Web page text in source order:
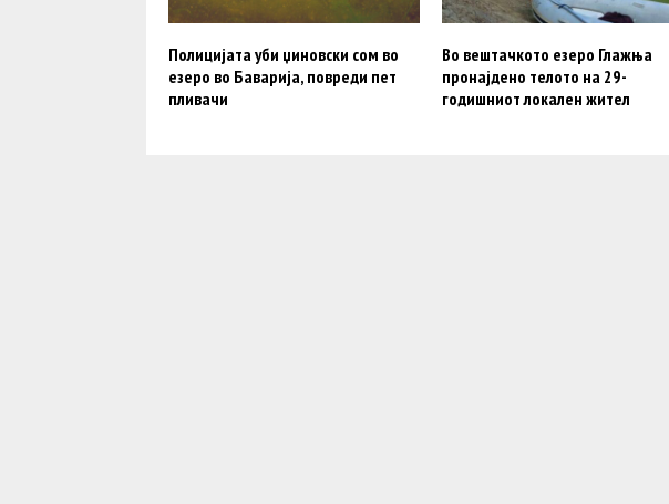
Полицијата уби џиновски сом во
езеро во Баварија, повреди пет
пливачи
Во вештачкото езеро Глажња
пронајдено телото на 29-
годишниот локален жител